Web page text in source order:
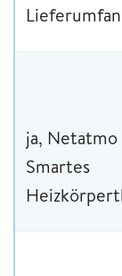
ja, Netatmo
Smartes